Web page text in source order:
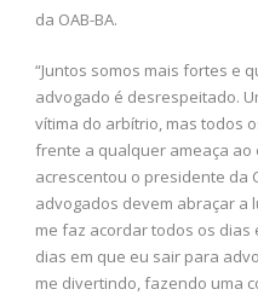
da OAB-BA.
“Juntos somos mais fortes e
advogado é desrespeitado.
vítima do arbítrio, mas todos
frente a qualquer ameaça ao
acrescentou o presidente da
advogados devem abraçar a
me faz acordar todos os
dias em que eu sair para
me divertindo, fazendo uma